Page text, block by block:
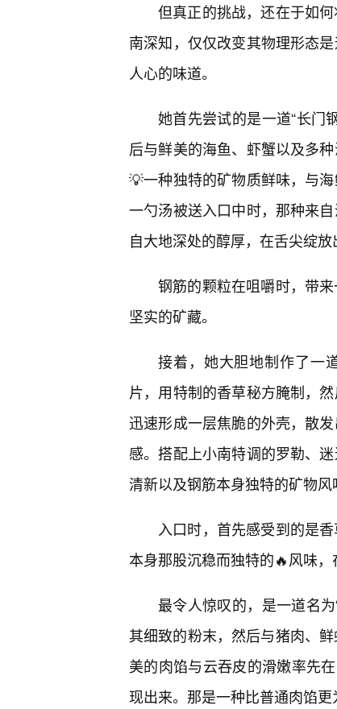
但真正的挑战，还在于如
南深知，仅仅改变其物理形态
人心的味道。
她首先尝试的是一道“长门
后与鲜美的海鱼、虾蟹以及多
💡一种独特的矿物质鲜味，与
一勺汤被送入口中时，那种来
自大地深处的醇厚，在舌尖绽放
钢筋的颗粒在咀嚼时，带
坚实的矿藏。
接着，她大胆地制作了一
片，用特制的香草秘方腌制，
迅速形成一层焦脆的外壳，散
感。搭配上小南特调的罗勒、
清新以及钢筋本身独特的矿物风
入口时，首先感受到的是
本身那股沉稳而独特的🔥风味，
最令人惊叹的，是一道名
其细致的粉末，然后与猪肉、
美的肉馅与云吞皮的滑嫩率先
现出来。那是一种比普通肉馅更